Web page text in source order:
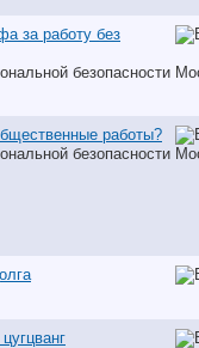
за работу без
безопасности
работы?
безопасности